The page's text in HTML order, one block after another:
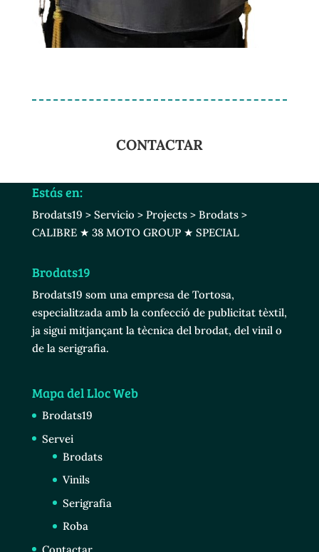
CONTACTAR
Estás en:
Brodats19 > Servicio > Projects> Brodats>
CALIBRE ★ 38 MOTO GROUP ★ SPECIAL
Brodats19
Brodats19 som una empresa de Tortosa,
especialitzada amb la confecció de publicitat tèxtil,
ja sigui mitjançant la tècnica del brodat, del vinil o
de la serigrafia.
Mapa del Lloc Web
Brodats19
Servei
Brodats
Vinils
Serigrafia
Roba
Contactar